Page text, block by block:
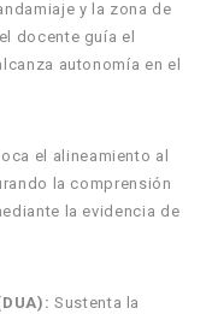
y la zona de
docente guía el
autonomía en el
el alineamiento al
la comprensión
la evidencia de
Sustenta la